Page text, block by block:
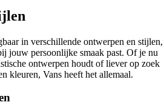
in verschillende ontwerpen en stijlen,
jouw persoonlijke smaak past. Of je nu
ontwerpen houdt of liever op zoek
kleuren, Vans heeft het allemaal.